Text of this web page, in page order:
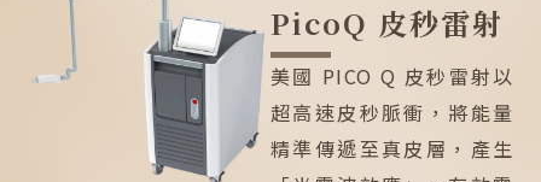
PicoQ 皮秒雷射
美國 PICO Q 皮秒雷射以
超高速皮秒脈衝，將能量
精準傳遞至真皮層，產生